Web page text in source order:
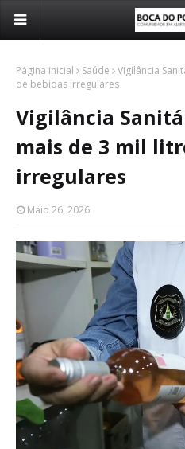
Página inicial Saúde
Vigilância
de bebidas irregulares
Vigilância
mais de 3 mil
irregulares
Maio 26, 2026